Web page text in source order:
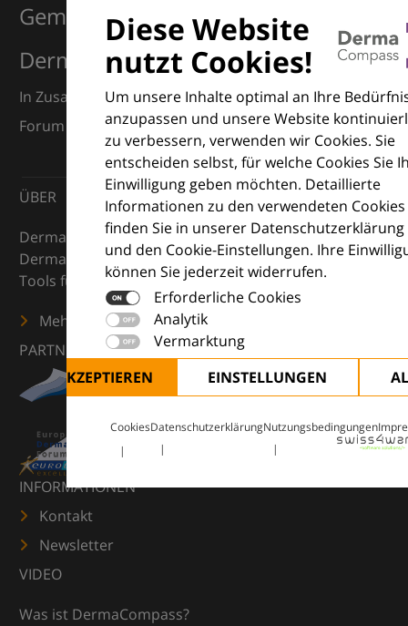
Diese Website
nutzt Cookies!
Um unsere Inhalte optimal an Ihre
anzupassen und unsere Website
zu verbessern, verwenden wir Cookies. Sie
entscheiden selbst, für welche Cookies Sie
Einwilligung geben möchten. Detaillierte
Informationen zu den verwendeten Cookies
finden Sie in unserer Datenschutzerklärung
und den Cookie-Einstellungen. Ihre
können Sie jederzeit widerrufen.
Erforderliche Cookies
Analytik
Vermarktung
ALLE AKZEPTIEREN
EINSTELLUNGEN
CookiesDatenschutzerklärungNutzungsbedingungen
Gemeinsam für Exzellenz in der
Dermatologie
In Zusammenarbeit mit dem European Dermatology
Forum (EDF) und Euroderm Excellence
ÜBER
DermaCompass ist Ihr digitaler Kompass für die
Dermatologie – mit Wissen, Bildern und praktischen
Tools für den klinischen Alltag.
Mehr erfahren
PARTNER
INFORMATIONEN
Kontakt
Newsletter
VIDEO
Was ist DermaCompass?